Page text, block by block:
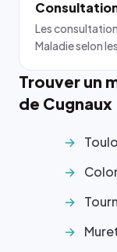
Les
Maladie selon
Trouver un
de Cugnaux